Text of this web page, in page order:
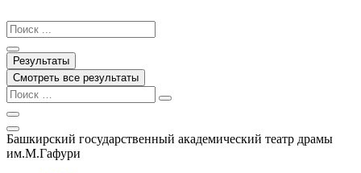
к
содержимому
Search
...
Результаты
Смотреть все результаты
Башкирский государственный академический театр драмы
им.М.Гафури